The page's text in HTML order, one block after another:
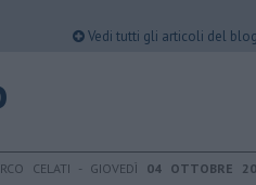
Vedi tutti gli articoli del
CELATI - GIOVEDÌ 04 OTTOBRE